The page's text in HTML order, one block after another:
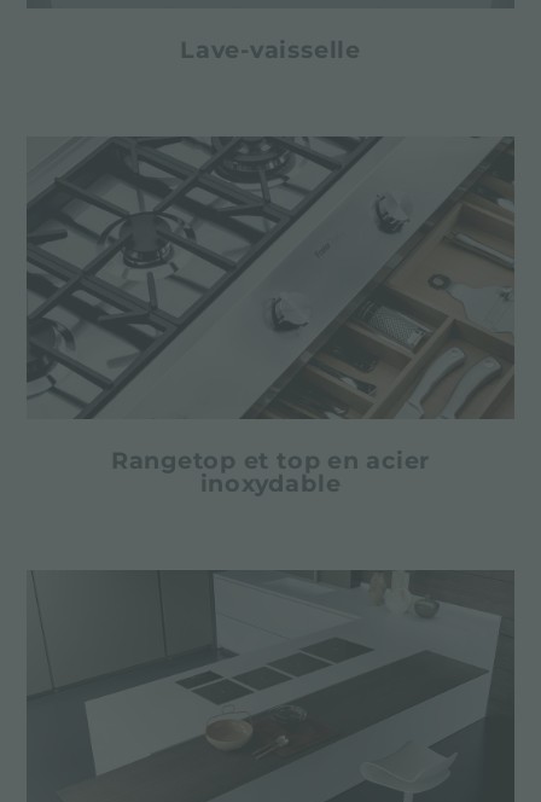
Lave-vaisselle
Rangetop et top en acier
inoxydable